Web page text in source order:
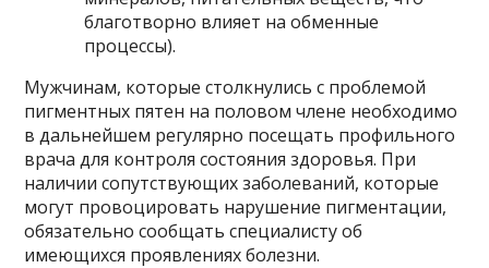
благотворно влияет на обменные
процессы).
Мужчинам, которые столкнулись с проблемой
пигментных пятен на половом члене необходимо
в дальнейшем регулярно посещать профильного
врача для контроля состояния здоровья. При
наличии сопутствующих заболеваний, которые
могут провоцировать нарушение пигментации,
обязательно сообщать специалисту об
имеющихся проявлениях болезни.